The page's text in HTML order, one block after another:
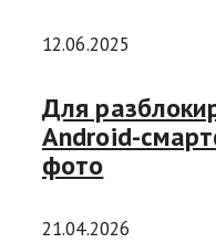
12.06.2025
Для
Android-
фото
21.04.2026